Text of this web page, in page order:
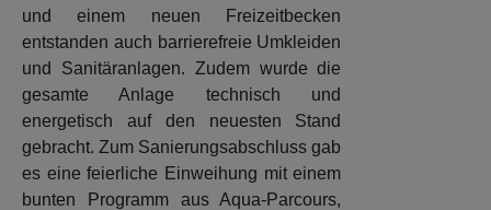
und einem neuen Freizeitbecken
entstanden auch barrierefreie Umkleiden
und Sanitäranlagen. Zudem wurde die
gesamte Anlage technisch und
energetisch auf den neuesten Stand
gebracht. Zum Sanierungsabschluss gab
es eine feierliche Einweihung mit einem
bunten Programm aus Aqua-Parcours,